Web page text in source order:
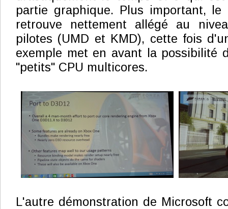
partie graphique. Plus important,
retrouve nettement allégé au
pilotes (UMD et KMD), cette fois
exemple met en avant la possibilité
"petits" CPU multicores.
L'autre démonstration de Microsoft